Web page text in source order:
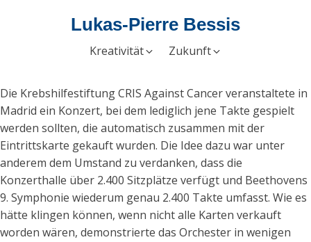
Lukas-Pierre Bessis
Kreativität Zukunft
Die Krebshilfestiftung CRIS Against Cancer veranstaltete in
Madrid ein Konzert, bei dem lediglich jene Takte gespielt
werden sollten, die automatisch zusammen mit der
Eintrittskarte gekauft wurden. Die Idee dazu war unter
anderem dem Umstand zu verdanken, dass die
Konzerthalle über 2.400 Sitzplätze verfügt und Beethovens
9. Symphonie wiederum genau 2.400 Takte umfasst. Wie es
hätte klingen können, wenn nicht alle Karten verkauft
worden wären, demonstrierte das Orchester in wenigen